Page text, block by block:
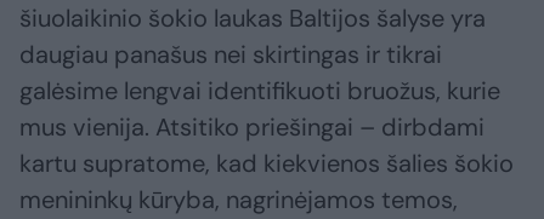
šiuolaikinio šokio laukas Baltijos šalyse yra
daugiau panašus nei skirtingas ir tikrai
galėsime lengvai identifikuoti bruožus, kurie
mus vienija. Atsitiko priešingai – dirbdami
kartu supratome, kad kiekvienos šalies šokio
menininkų kūryba, nagrinėjamos temos,